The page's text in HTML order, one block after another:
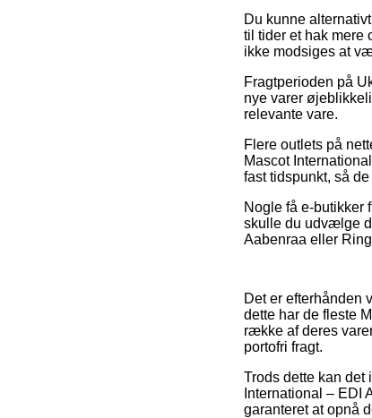
Du kunne
til tider et hak mere
ikke modsiges at
Fragtperioden på
nye varer
relevante vare.
Flere outlets på
Mascot
fast tidspunkt, så
Nogle få e-butikker
skulle du udvælge
Aabenraa eller
Det er efterhånden
dette har de fleste
række af deres
portofri fragt.
Trods dette kan det
International – EDI
garanteret at opnå